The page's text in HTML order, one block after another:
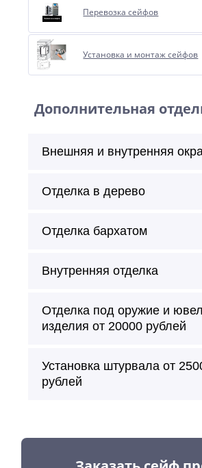
Перевозка сейфов
Установка и монтаж сейфов
Дополнительная
Внешняя и внутренняя
Отделка в дерево
Отделка бархатом
Внутренняя отделка
Отделка под оружие и
изделия от 20000 рублей
Установка штурвала от
рублей